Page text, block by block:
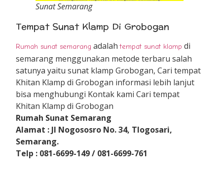
Sunat Semarang
Tempat Sunat Klamp Di Grobogan
Rumah sunat semarang adalahtempat sunat klamp di
semarang menggunakan metode terbaru salah
satunya yaitu sunat klamp Grobogan, Cari tempat
Khitan Klamp di Grobogan informasi lebih lanjut
bisa menghubungi Kontak kami Cari tempat
Khitan Klamp di Grobogan
Rumah Sunat Semarang
Alamat : Jl Nogososro No. 34, Tlogosari,
Semarang.
Telp : 081-6699-149 / 081-6699-761